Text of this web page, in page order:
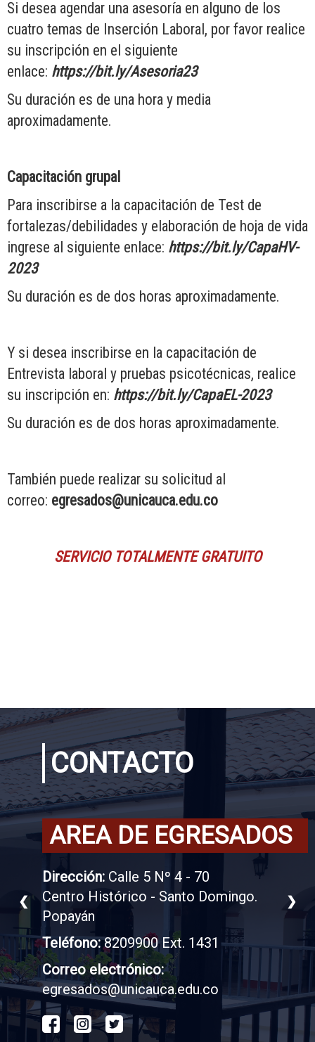
Si desea agendar una asesoría en alguno de los
cuatro temas de Inserción Laboral, por favor realice
su inscripción en el siguiente
enlace: https://bit.ly/Asesoria23
Su duración es de una hora y media
aproximadamente.
Capacitación grupal
Para inscribirse a la capacitación de Test de
fortalezas/debilidades y elaboración de hoja de vida
ingrese al siguiente enlace: https://bit.ly/CapaHV-
2023
Su duración es de dos horas aproximadamente.
Y si desea inscribirse en la capacitación de
Entrevista laboral y pruebas psicotécnicas, realice
su inscripción en: https://bit.ly/CapaEL-2023
Su duración es de dos horas aproximadamente.
También puede realizar su solicitud al
correo: egresados@unicauca.edu.co
SERVICIO TOTALMENTE GRATUITO
CONTACTO
AREA DE EGRESADOS
Dirección: Calle 5 Nº 4 - 70
Centro Histórico - Santo Domingo.
Popayán
Teléfono:8209900 Ext. 1431
Correo electrónico:
egresados@unicauca.edu.co
❮ ❯